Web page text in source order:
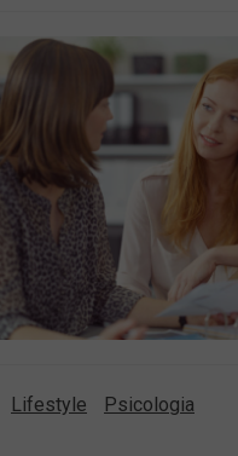
Lifestyle Psicologia